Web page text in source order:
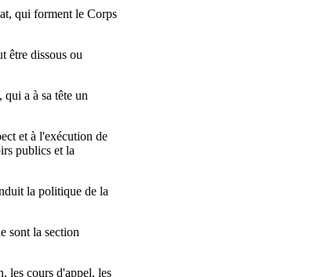
qui forment le Corps
être dissous ou
a à sa tête un
et à l'exécution de
publics et la
la politique de la
sont la section
les cours d'appel, les